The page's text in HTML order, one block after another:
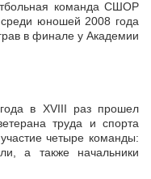
команда СШОР
юношей 2008 года
в финале у Академии
в XVIII раз прошел
труда и спорта
четыре команды:
а также начальники